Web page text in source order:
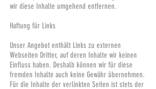
wir diese Inhalte umgehend entfernen.
Haftung für Links
Unser Angebot enthält Links zu externen
Webseiten Dritter, auf deren Inhalte wir keinen
Einfluss haben. Deshalb können wir für diese
fremden Inhalte auch keine Gewähr übernehmen.
Für die Inhalte der verlinkten Seiten ist stets der